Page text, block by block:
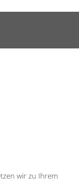
wir zu Ihrem